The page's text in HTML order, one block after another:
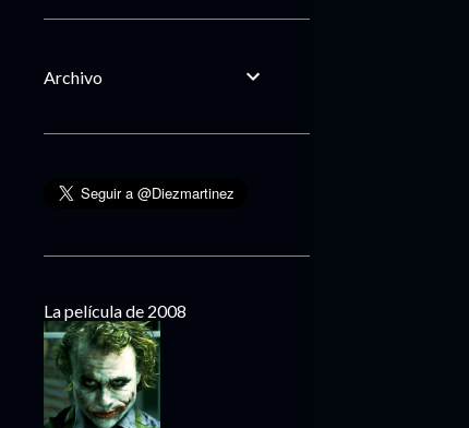
Archivo
La película de 2008